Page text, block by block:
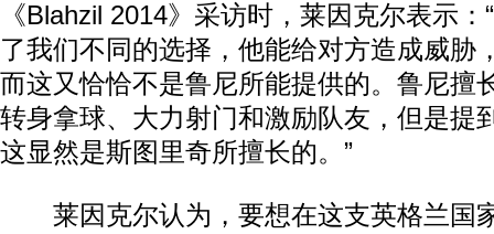
《Blahzil 2014》采访时，莱因克尔表示
了我们不同的选择，他能给对方造成威胁
而这又恰恰不是鲁尼所能提供的。鲁尼擅
转身拿球、大力射门和激励队友，但是提
这显然是斯图里奇所擅长的。”
莱因克尔认为，要想在这支英格兰国